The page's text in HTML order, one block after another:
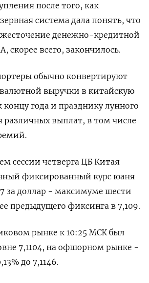
после того, как
система дала понять, что
денежно-кредитной
скорее всего, закончилось.
обычно конвертируют
выручки в китайскую
года и празднику лунного
различных выплат, в том числе
сессии четверга ЦБ Китая
фиксированный курс юаня
за доллар - максимуме шести
предыдущего фиксинга в 7,109.
рынке к 10:25 МСК был
7,1104​, на офшорном рынке -
до 7,1146.